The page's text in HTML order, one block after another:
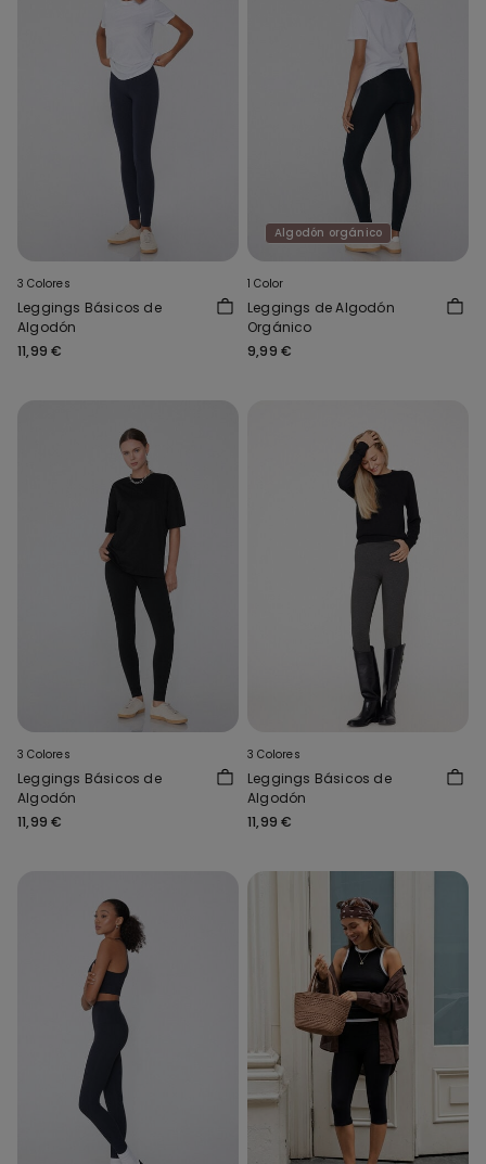
3 Colores
Leggings Básicos de
Algodón
11,99 €
Algodón orgánico
1 Color
Leggings de Algodón
Orgánico
9,99 €
3 Colores
Leggings Básicos de
Algodón
11,99 €
3 Colores
Leggings Básicos de
Algodón
11,99 €